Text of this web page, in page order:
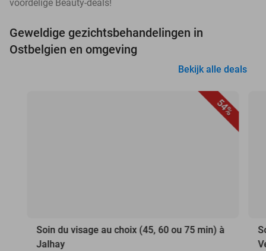
voordelige Beauty-deals!
Geweldige gezichtsbehandelingen in
Ostbelgien en omgeving
Bekijk alle deals
54%
Soin du visage au choix (45, 60 ou 75 min) à
Jalhay